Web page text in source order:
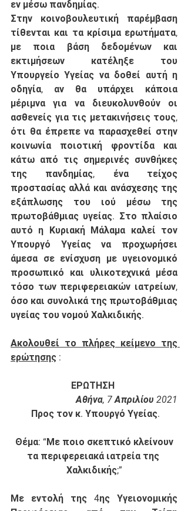
εν μέσω πανδημίας.
Στην κοινοβουλευτική παρέμβαση
τίθενται και τα κρίσιμα ερωτήματα,
με ποια βάση δεδομένων και
εκτιμήσεων κατέληξε του
Υπουργείο Υγείας να δοθεί αυτή η
οδηγία, αν θα υπάρχει κάποια
μέριμνα για να διευκολυνθούν οι
ασθενείς για τις μετακινήσεις τους,
ότι θα έπρεπε να παρασχεθεί στην
κοινωνία ποιοτική φροντίδα και
κάτω από τις σημερινές συνθήκες
της πανδημίας, ένα τείχος
προστασίας αλλά και ανάσχεσης της
εξάπλωσης του ιού μέσω της
πρωτοβάθμιας υγείας. Στο πλαίσιο
αυτό η Κυριακή Μάλαμα καλεί τον
Υπουργό Υγείας να προχωρήσει
άμεσα σε ενίσχυση με υγειονομικό
προσωπικό και υλικοτεχνικά μέσα
τόσο των περιφερειακών ιατρείων,
όσο και συνολικά της πρωτοβάθμιας
υγείας του νομού Χαλκιδικής.
Ακολουθεί το πλήρες κείμενο της
ερώτησης :
ΕΡΩΤΗΣΗ
Αθήνα, 7 Απριλίου 2021
Προς τον κ. Υπουργό Υγείας.
Θέμα: “Με ποιο σκεπτικό κλείνουν
τα περιφερειακά ιατρεία της
Χαλκιδικής;”
Με εντολή της 4ης Υγειονομικής